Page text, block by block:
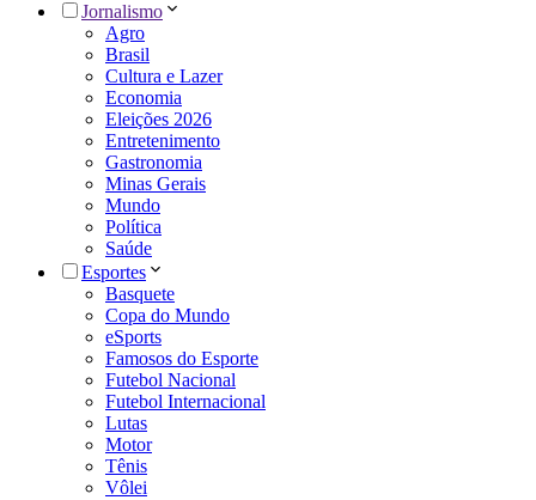
Jornalismo
Agro
Brasil
Cultura e Lazer
Economia
Eleições 2026
Entretenimento
Gastronomia
Minas Gerais
Mundo
Política
Saúde
Esportes
Basquete
Copa do Mundo
eSports
Famosos do Esporte
Futebol Nacional
Futebol Internacional
Lutas
Motor
Tênis
Vôlei